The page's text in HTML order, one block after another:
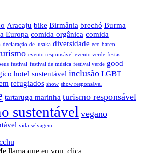
Aracaju bike Birmânia brechó Burma
Europa comida orgânica comida
declaração de lusaka diversidade eco-barco
evento responsável evento verde festas
festival festival de música festival verde good
hotel sustentável inclusão LGBT
refugiados show show responsável
tartaruga marinha turismo responsável
sustentável vegano
vida selvagem